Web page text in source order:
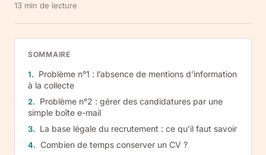
13 min de lecture
SOMMAIRE
Problème n°1 : l’absence de mentions d’information
à la collecte
Problème n°2 : gérer des candidatures par une
simple boîte e-mail
La base légale du recrutement : ce qu’il faut savoir
Combien de temps conserver un CV ?